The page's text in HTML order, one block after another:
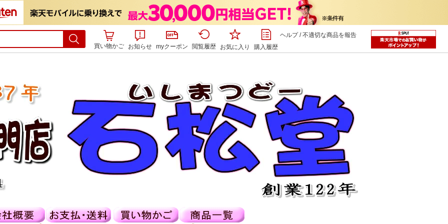
買い物かご お知らせ myクーポン 閲覧履歴 お気に入り 購入履歴
ヘルプ/不適切な商品を報告